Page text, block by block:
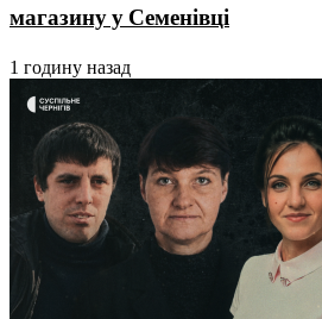
магазину у Семенівці
1 годину назад